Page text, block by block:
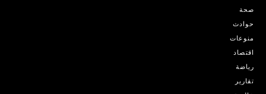
صحة
حوادث
منوعات
اقتصاد
رياضة
تقارير